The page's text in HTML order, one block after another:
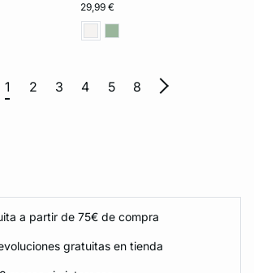
29,99 €
1 2 3 4 5 8
a partir de 75€ de compra
gratuitas en tienda